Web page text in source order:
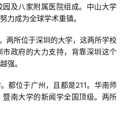
及八家附属医院组成。中山大学
力成为全球学术重镇。
两所位于深圳的大学，这两所学校
政府的大力支持，背靠深圳这个
强。
都位于广州，且都是211。华南师
南大学的新闻学全国顶级。两所